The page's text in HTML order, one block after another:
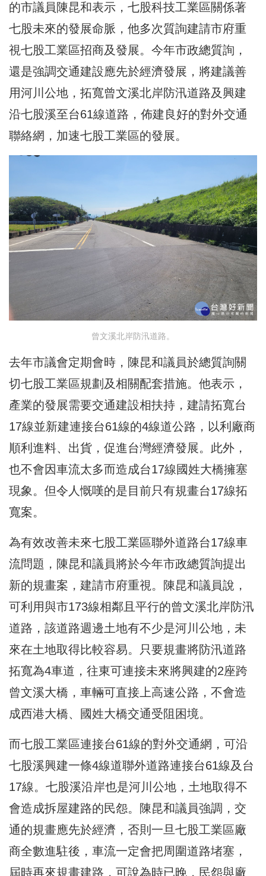
的市議員陳昆和表示，七股科技工業區關係著
七股未來的發展命脈，他多次質詢建請市府重
視七股工業區招商及發展。今年市政總質詢，
還是強調交通建設應先於經濟發展，將建議善
用河川公地，拓寬曾文溪北岸防汛道路及興建
沿七股溪至台61線道路，佈建良好的對外交通
聯絡網，加速七股工業區的發展。
曾文溪北岸防汛道路。
去年市議會定期會時，陳昆和議員於總質詢關
切七股工業區規劃及相關配套措施。他表示，
產業的發展需要交通建設相扶持，建請拓寬台
17線並新建連接台61線的4線道公路，以利廠商
順利進料、出貨，促進台灣經濟發展。此外，
也不會因車流太多而造成台17線國姓大橋擁塞
現象。但令人慨嘆的是目前只有規畫台17線拓
寬案。
為有效改善未來七股工業區聯外道路台17線車
流問題，陳昆和議員將於今年市政總質詢提出
新的規畫案，建請市府重視。陳昆和議員說，
可利用與市173線相鄰且平行的曾文溪北岸防汛
道路，該道路週邊土地有不少是河川公地，未
來在土地取得比較容易。只要規畫將防汛道路
拓寬為4車道，往東可連接未來將興建的2座跨
曾文溪大橋，車輛可直接上高速公路，不會造
成西港大橋、國姓大橋交通受阻困境。
而七股工業區連接台61線的對外交通網，可沿
七股溪興建一條4線道聯外道路連接台61線及台
17線。七股溪沿岸也是河川公地，土地取得不
會造成拆屋建路的民怨。陳昆和議員強調，交
通的規畫應先於經濟，否則一旦七股工業區廠
商全數進駐後，車流一定會把周圍道路堵塞，
屆時再來規畫建路，可說為時已晚，民怨與廠